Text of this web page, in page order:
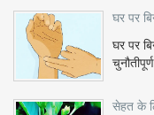
घर पर
घर पर
सेहत के